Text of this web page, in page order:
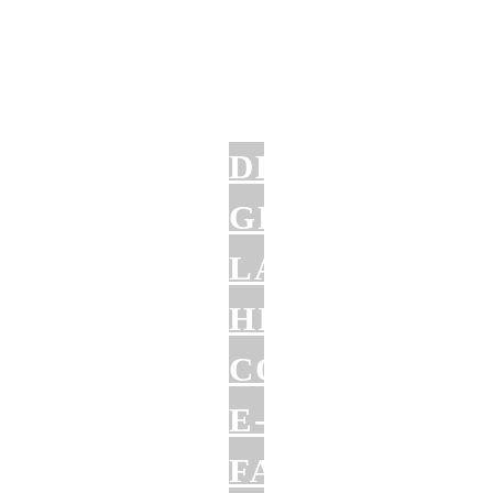
DER
GROSSE L
IMIWAY C
OBRA E
-F
ATBIKE (